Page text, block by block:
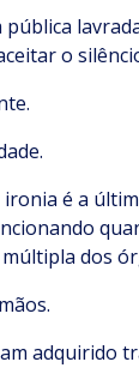
pública
o
é a
dos
adquirido